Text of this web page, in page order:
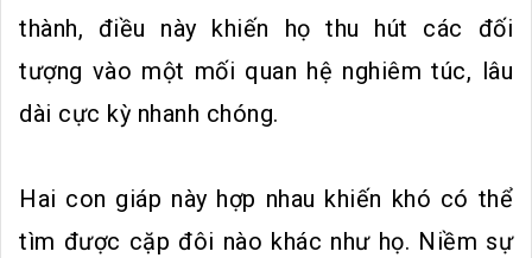
thành, điều này khiến họ thu hút các đối
tượng vào một mối quan hệ nghiêm túc, lâu
dài cực kỳ nhanh chóng.
Hai con giáp này hợp nhau khiến khó có thể
tìm được cặp đôi nào khác như họ. Niềm sự